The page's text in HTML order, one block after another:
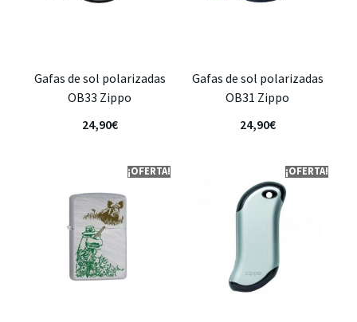
Gafas de sol polarizadas
OB33 Zippo
24,90€
Gafas de sol polarizadas
OB31 Zippo
24,90€
¡OFERTA! ¡OFERTA!